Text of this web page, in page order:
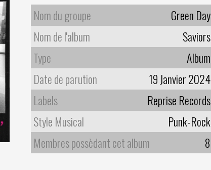
Nom du groupe
Green Day
Nom de l'album
Saviors
Type
Album
Date de parution
19 Janvier 2024
Labels
Reprise Records
Style Musical
Punk-Rock
Membres possèdant cet album
8